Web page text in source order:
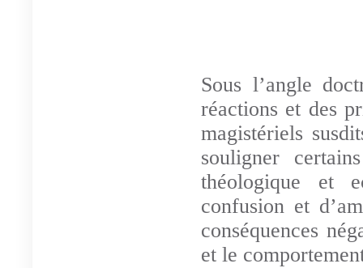
Sous l’angle
réactions et des
magistériels
souligner
théologique et
confusion et
conséquences
et le